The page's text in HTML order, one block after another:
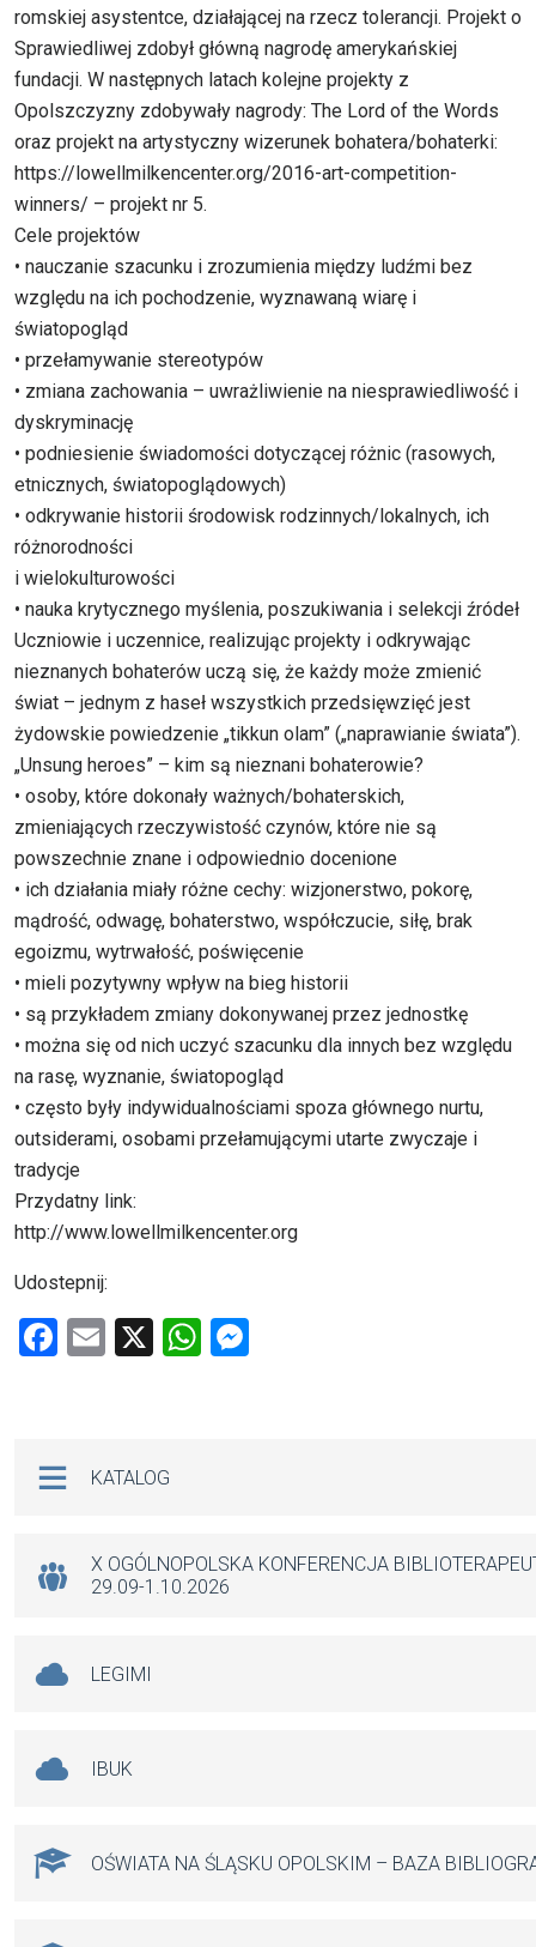
romskiej asystentce, działającej na rzecz tolerancji. Projekt o
Sprawiedliwej zdobył główną nagrodę amerykańskiej
fundacji. W następnych latach kolejne projekty z
Opolszczyzny zdobywały nagrody: The Lord of the Words
oraz projekt na artystyczny wizerunek bohatera/bohaterki:
https://lowellmilkencenter.org/2016-art-competition-
winners/ – projekt nr 5.
Cele projektów
• nauczanie szacunku i zrozumienia między ludźmi bez
względu na ich pochodzenie, wyznawaną wiarę i
światopogląd
• przełamywanie stereotypów
• zmiana zachowania – uwrażliwienie na niesprawiedliwość i
dyskryminację
• podniesienie świadomości dotyczącej różnic (rasowych,
etnicznych, światopoglądowych)
• odkrywanie historii środowisk rodzinnych/lokalnych, ich
różnorodności
i wielokulturowości
• nauka krytycznego myślenia, poszukiwania i selekcji źródeł
Uczniowie i uczennice, realizując projekty i odkrywając
nieznanych bohaterów uczą się, że każdy może zmienić
świat – jednym z haseł wszystkich przedsięwzięć jest
żydowskie powiedzenie „tikkun olam” („naprawianie świata”).
„Unsung heroes” – kim są nieznani bohaterowie?
• osoby, które dokonały ważnych/bohaterskich,
zmieniających rzeczywistość czynów, które nie są
powszechnie znane i odpowiednio docenione
• ich działania miały różne cechy: wizjonerstwo, pokorę,
mądrość, odwagę, bohaterstwo, współczucie, siłę, brak
egoizmu, wytrwałość, poświęcenie
• mieli pozytywny wpływ na bieg historii
• są przykładem zmiany dokonywanej przez jednostkę
• można się od nich uczyć szacunku dla innych bez względu
na rasę, wyznanie, światopogląd
• często były indywidualnościami spoza głównego nurtu,
outsiderami, osobami przełamującymi utarte zwyczaje i
tradycje
Przydatny link:
http://www.lowellmilkencenter.org
Udostepnij:
F
o
k
E
X
W
p
KATALOG
X OGÓLNOPOLSKA KONFERENCJA
29.09-1.10.2026
LEGIMI
IBUK
OŚWIATA NA ŚLĄSKU OPOLSKIM – BAZA